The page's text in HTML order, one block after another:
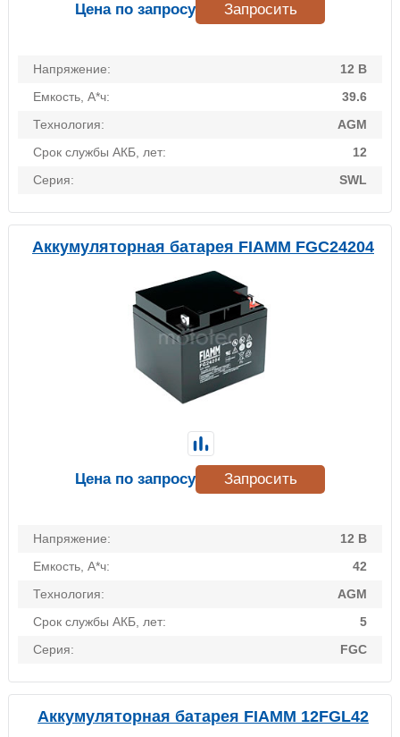
Напряжение:
12 В
Емкость, А*ч:
39.6
Технология:
AGM
Срок службы АКБ, лет:
12
Серия:
SWL
Цена по запросу Запросить
Аккумуляторная батарея FIAMM FGC24204
Напряжение:
12 В
Емкость, А*ч:
42
Технология:
AGM
Срок службы АКБ, лет:
5
Серия:
FGC
Цена по запросу Запросить
Аккумуляторная батарея FIAMM 12FGL42